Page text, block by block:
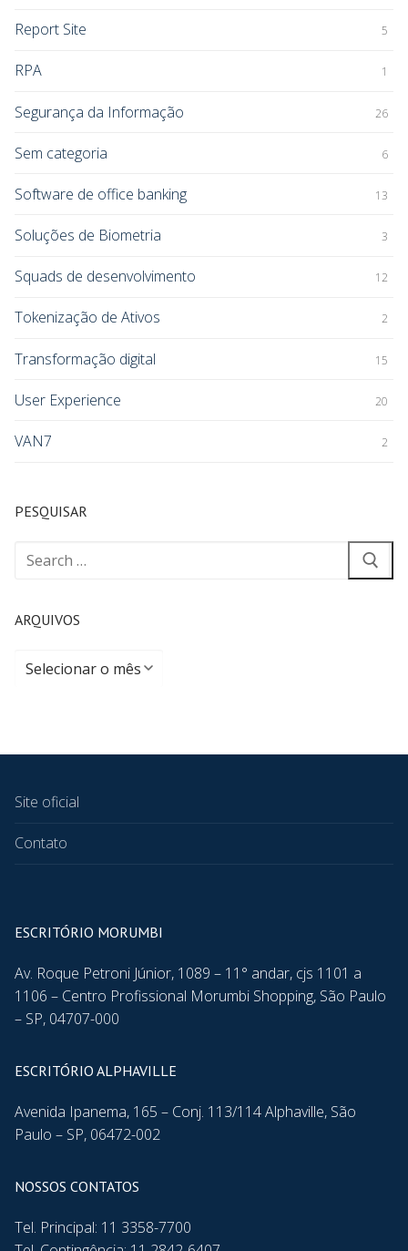
Report Site 5
RPA 1
Segurança da Informação 26
Sem categoria 6
Software de office banking 13
Soluções de Biometria 3
Squads de desenvolvimento 12
Tokenização de Ativos 2
Transformação digital 15
User Experience 20
VAN7 2
PESQUISAR
ARQUIVOS
Site oficial
Contato
ESCRITÓRIO MORUMBI
Av. Roque Petroni Júnior, 1089 – 11° andar, cjs 1101 a
1106 – Centro Profissional Morumbi Shopping, São Paulo
– SP, 04707-000
ESCRITÓRIO ALPHAVILLE
Avenida Ipanema, 165 – Conj. 113/114 Alphaville, São
Paulo – SP, 06472-002
NOSSOS CONTATOS
Tel. Principal: 11 3358-7700